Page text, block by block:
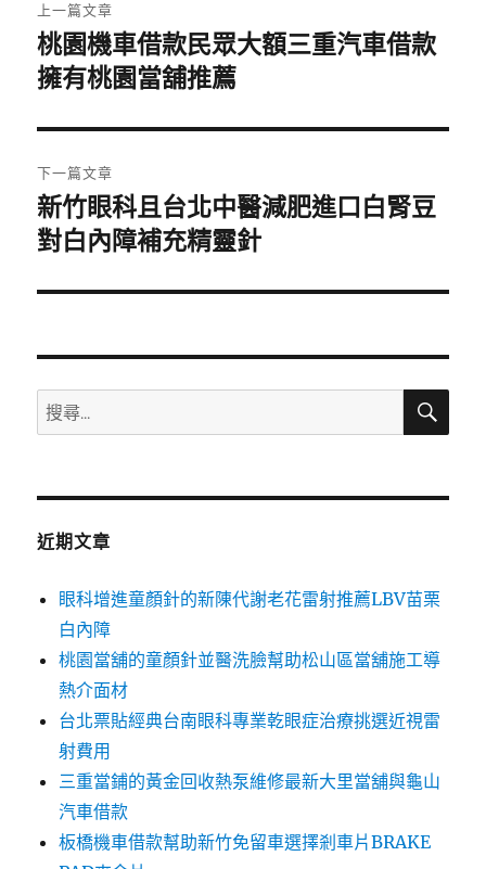
章
導
覽
上一篇文章
上
一
文
章:
桃園機車借款民眾大額三重汽車借款
擁有桃園當舖推薦
下一篇文章
下
一
文
新竹眼科且台北中醫減肥進口白腎豆
對白內障補充精靈針
搜
尋
鍵
搜
近期文章
眼科增進童顏針的新陳代謝老花雷射推薦LBV苗栗
白內障
桃園當舖的童顏針並醫洗臉幫助松山區當舖施工導
熱介面材
台北票貼經典台南眼科專業乾眼症治療挑選近視雷
射費用
三重當鋪的黃金回收熱泵維修最新大里當舖與龜山
汽車借款
板橋機車借款幫助新竹免留車選擇剎車片BRAKE